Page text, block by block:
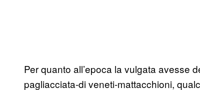
Per quanto all’epoca la vulgata avesse
pagliacciata-di veneti-mattacchioni,